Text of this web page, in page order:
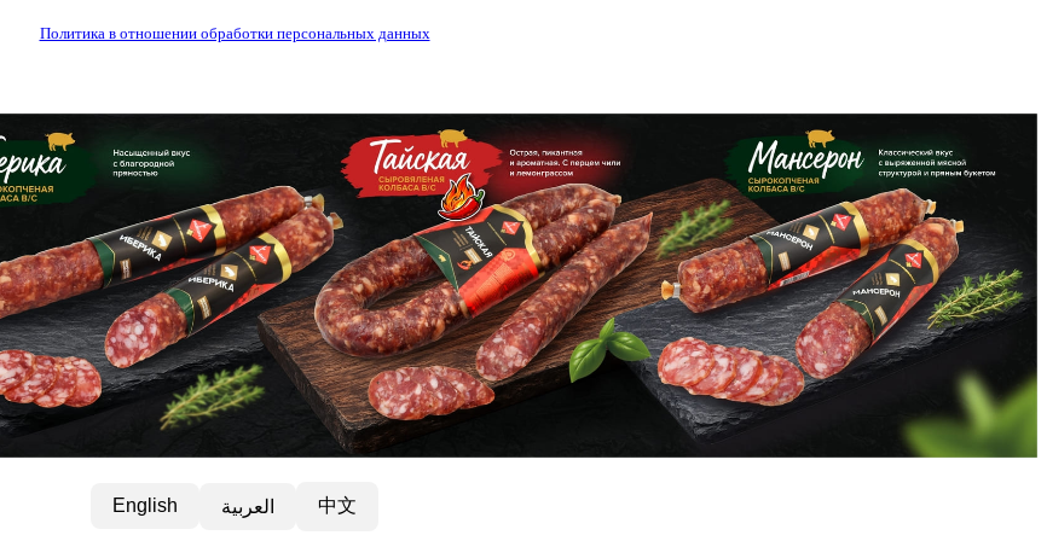
Политика в отношении обработки персональных данных
English العربية 中文